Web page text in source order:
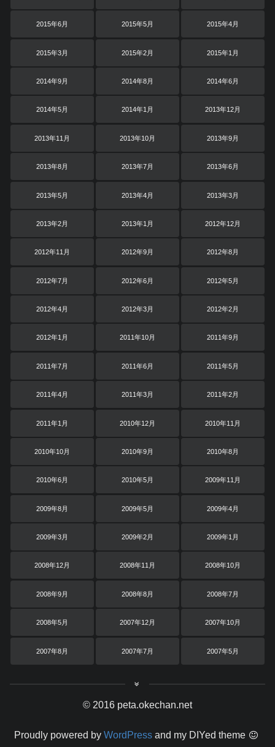
2015年6月 2015年5月 2015年4月
2015年3月 2015年2月 2015年1月
2014年9月 2014年8月 2014年6月
2014年5月 2014年1月 2013年12月
2013年11月 2013年10月 2013年9月
2013年8月 2013年7月 2013年6月
2013年5月 2013年4月 2013年3月
2013年2月 2013年1月 2012年12月
2012年11月 2012年9月 2012年8月
2012年7月 2012年6月 2012年5月
2012年4月 2012年3月 2012年2月
2012年1月 2011年10月 2011年9月
2011年7月 2011年6月 2011年5月
2011年4月 2011年3月 2011年2月
2011年1月 2010年12月 2010年11月
2010年10月 2010年9月 2010年8月
2010年6月 2010年5月 2009年11月
2009年8月 2009年5月 2009年4月
2009年3月 2009年2月 2009年1月
2008年12月 2008年11月 2008年10月
2008年9月 2008年8月 2008年7月
2008年5月 2007年12月 2007年10月
2007年8月 2007年7月 2007年5月
© 2016 peta.okechan.net
Proudly powered by WordPressand my DIYed theme